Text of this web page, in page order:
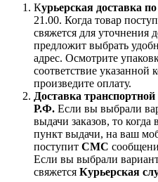
Курьерская доставка
21.00. Когда товар
свяжется для уточнения
предложит выбрать
адрес. Осмотрите
соответствие указанной
произведите оплату.
Доставка
Р.Ф. Если вы выбрали
выдачи заказов, то когда
пункт выдачи, на ваш
поступит СМС
Если вы выбрали
свяжется Курьерская